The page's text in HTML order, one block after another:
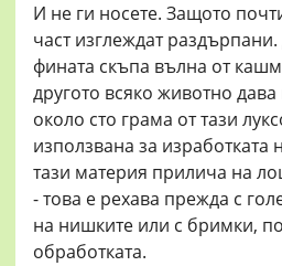
И не ги носете. Защото
част изглеждат
фината скъпа вълна от
другото всяко животно
около сто грама от тази
използвана за изработката
тази материя прилича на
- това е рехава прежда с
на нишките или с бримки,
обработката.